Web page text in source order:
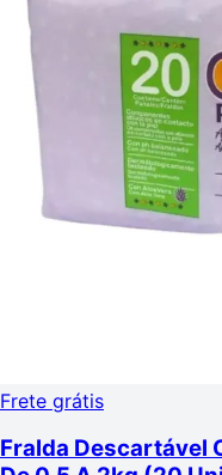
Frete grátis
Fralda Descartável